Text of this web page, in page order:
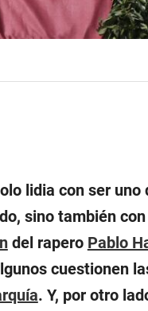
lidia con ser uno
sino también
del rapero Pablo
cuestionen
. Y, por otro